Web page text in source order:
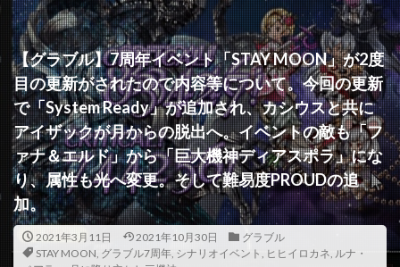
【グラブル】7周年イベント「STAY MOON」が2度
目の更新がされたので内容等について。今回の更新
で「System Ready」が追加され、カシウスと共に
アイザックが月からの脱出へ。イベントの敵も「フ
ァナ＆エルド」から「巨大機神ディアスポラ」にな
り、属性も光へ変更。そして難易度PROUDの追
加。
2021年3月11日 2021年10月30日
グラブル
STAY MOON, グラブル7周年, シナリオイベント , ヒヒイロカネ, ルナ・